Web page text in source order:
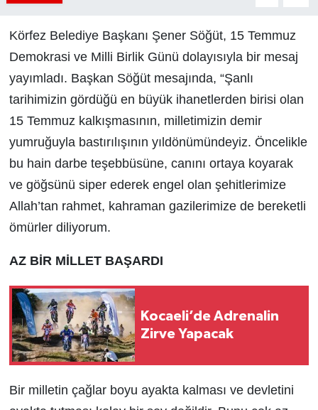
Körfez Belediye Başkanı Şener Söğüt, 15 Temmuz
Demokrasi ve Milli Birlik Günü dolayısıyla bir mesaj
yayımladı. Başkan Söğüt mesajında, “Şanlı
tarihimizin gördüğü en büyük ihanetlerden birisi olan
15 Temmuz kalkışmasının, milletimizin demir
yumruğuyla bastırılışının yıldönümündeyiz. Öncelikle
bu hain darbe teşebbüsüne, canını ortaya koyarak
ve göğsünü siper ederek engel olan şehitlerimize
Allah’tan rahmet, kahraman gazilerimize de bereketli
ömürler diliyorum.
AZ BİR MİLLET BAŞARDI
Kocaeli’de Adrenalin
Zirve Yapacak
Bir milletin çağlar boyu ayakta kalması ve devletini